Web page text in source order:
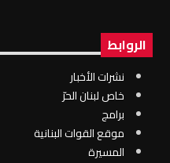
الروابط
نشرات الأخبار
خاص لبنان الحرّ
برامج
موقع القوات البنانية
المسيرة